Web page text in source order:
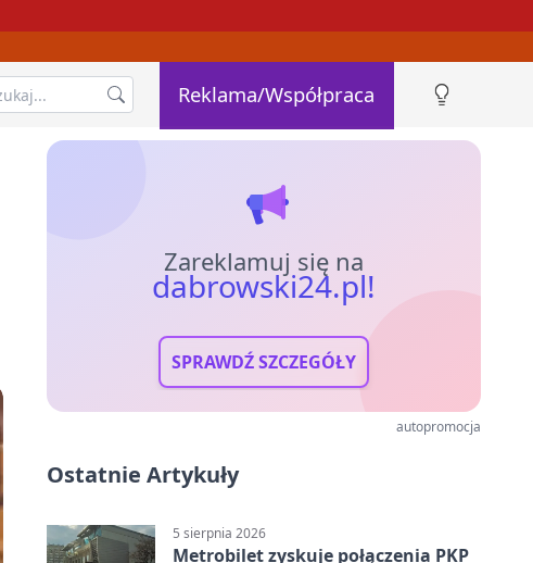
Reklama/Współpraca
Zareklamuj się na
dabrowski24.pl!
SPRAWDŹ SZCZEGÓŁY
autopromocja
Ostatnie Artykuły
5 sierpnia 2026
Metrobilet zyskuje połączenia PKP